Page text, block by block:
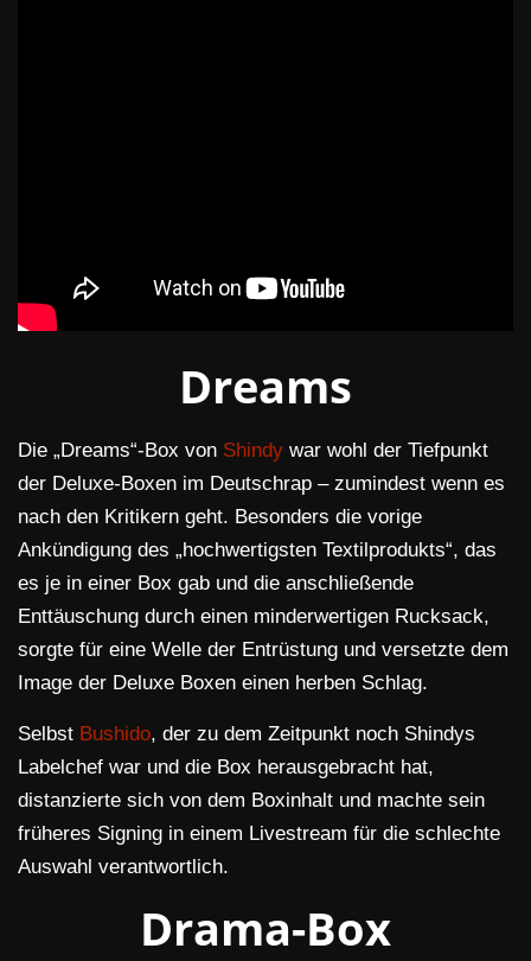
Dreams
Die „Dreams“-Box von Shindy war wohl der Tiefpunkt
der Deluxe-Boxen im Deutschrap – zumindest wenn es
nach den Kritikern geht. Besonders die vorige
Ankündigung des „hochwertigsten Textilprodukts“, das
es je in einer Box gab und die anschließende
Enttäuschung durch einen minderwertigen Rucksack,
sorgte für eine Welle der Entrüstung und versetzte dem
Image der Deluxe Boxen einen herben Schlag.
Selbst Bushido, der zu dem Zeitpunkt noch Shindys
Labelchef war und die Box herausgebracht hat,
distanzierte sich von dem Boxinhalt und machte sein
früheres Signing in einem Livestream für die schlechte
Auswahl verantwortlich.
Drama-Box